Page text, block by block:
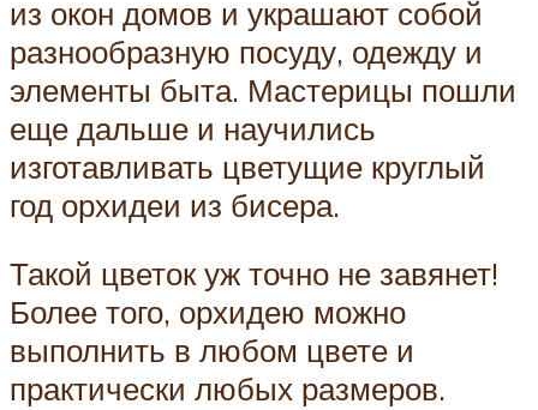
из окон домов и украшают собой
разнообразную посуду, одежду и
элементы быта. Мастерицы пошли
еще дальше и научились
изготавливать цветущие круглый
год орхидеи из бисера.
Такой цветок уж точно не завянет!
Более того, орхидею можно
выполнить в любом цвете и
практически любых размеров.